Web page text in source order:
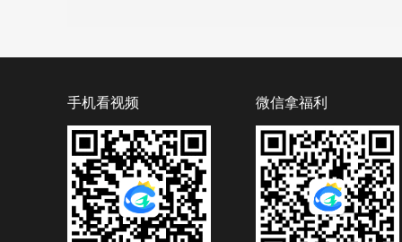
手机看视频 微信拿福利